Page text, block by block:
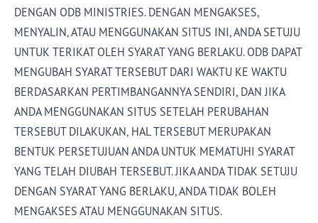
DONASI
DENGAN ODB MINISTRIES. DENGAN MENGAKSES,
MENYALIN, ATAU MENGGUNAKAN SITUS INI, ANDA SETUJU
UNTUK TERIKAT OLEH SYARAT YANG BERLAKU. ODB DAPAT
MENGUBAH SYARAT TERSEBUT DARI WAKTU KE WAKTU
BERDASARKAN PERTIMBANGANNYA SENDIRI, DAN JIKA
ANDA MENGGUNAKAN SITUS SETELAH PERUBAHAN
TERSEBUT DILAKUKAN, HAL TERSEBUT MERUPAKAN
BENTUK PERSETUJUAN ANDA UNTUK MEMATUHI SYARAT
YANG TELAH DIUBAH TERSEBUT. JIKA ANDA TIDAK SETUJU
DENGAN SYARAT YANG BERLAKU, ANDA TIDAK BOLEH
MENGAKSES ATAU MENGGUNAKAN SITUS.